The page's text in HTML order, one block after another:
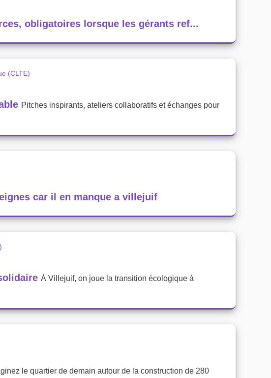
obligatoires lorsque les gérants ref...
(CLTE)
Pitches inspirants, ateliers collaboratifs et échanges pour
car il en manque a villejuif
À Villejuif, on joue la transition écologique à
le quartier de demain autour de la construction de 280